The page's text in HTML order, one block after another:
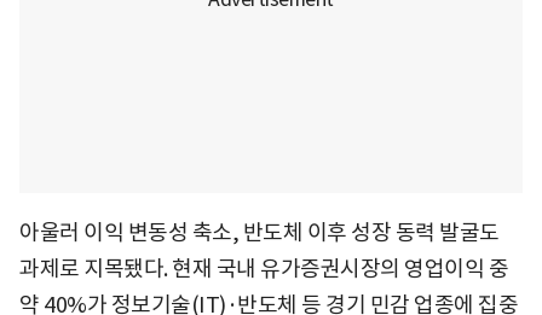
아울러 이익 변동성 축소, 반도체 이후 성장 동력 발굴도
과제로 지목됐다. 현재 국내 유가증권시장의 영업이익 중
약 40%가 정보기술(IT)·반도체 등 경기 민감 업종에 집중